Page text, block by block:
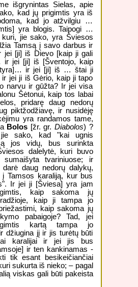
išgrynintas Sielas, apie
kad jų prigimtis yra iš
kad jo atžvilgiu …
yra blogis. Taipogi …
kuri, jie sako, yra Šviesos
Tamsą į savo darbus ir
[ji] iš Dievo [kaip ji gali
jei [ji] iš [Šventojo, kaip
ir jei [ji] iš … štai ji
jei ji iš Gėrio, kaip ji tapo
narvu ir gūžta? Ir jei visa
Šėtonui, kaip tos labai
pridarę daug nedorų
piktžodžiavę, ir nusidėję
yra randamos tame,
Bolos [žr. gr. Diabolos) ?
sako, kad "kai ugnis
jos vidų, bus surinkta
dalelytė, kuri buvo
sumaišyta tvariniuose; ir
daug nedorų dalykų,
į Tamsos karaliją, kur bus
Ir jei ji [Šviesa] yra jam
kaip sakoma jų
kaip ji tampa jo
kaip sakoma jų
pabaigoje? Tad, jei
kartą tampa jo
džiugina jį ir jis turėtų būti
karalijai ir jei jis bus
ir ten kankinamas -
tik esant besikeičiančiai
sukurta iš nieko; – pagal
viskas gali būti pakeista